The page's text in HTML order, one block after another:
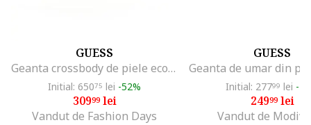
GUESS
Geanta crossbody de piele ecologica cu clapa, Portocaliu stins
Initial: 65075 lei -52%
30999lei
Vandut de Fashion Days
GUESS
Initial: 27799 lei -
24999lei
Vandut de